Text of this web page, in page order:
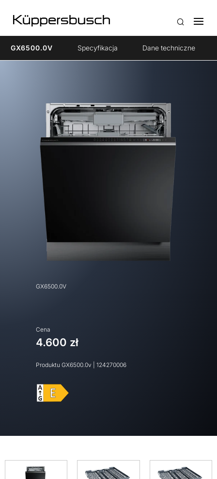
GX6500.0V Specyfikacja Dane techniczne
GX6500.0V
Cena
4.600 zł
Produktu GX6500.0v 124270006